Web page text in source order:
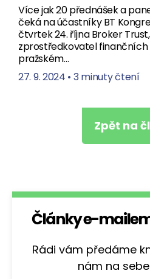
Více jak 20 přednášek a
čeká na účastníky BT
čtvrtek 24. října Broker
zprostředkovatel finančních
pražském…
27. 9. 2024 • 3 minuty čtení
Zpět na
Články e-
Rádi vám předáme
nám na